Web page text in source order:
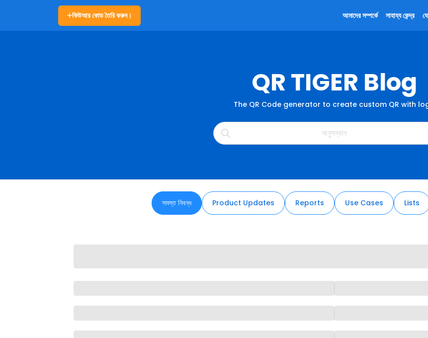
কিউআর কোড তৈরি করুন। আমাদের সম্পর্কে সাহায্য কেন্দ্র
QR TIGER Blog
The QR Code generator to create custom QR with
সমস্ত নিবন্ধ Product Updates Reports Use Cases Lists